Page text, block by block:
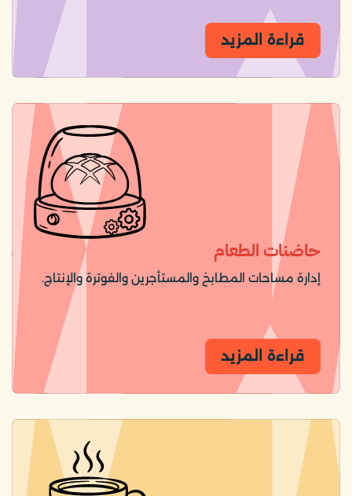
قراءة المزيد
حاضنات الطعام
إدارة مساحات المطابخ والمستأجرين والفوترة والإنتاج.
قراءة المزيد